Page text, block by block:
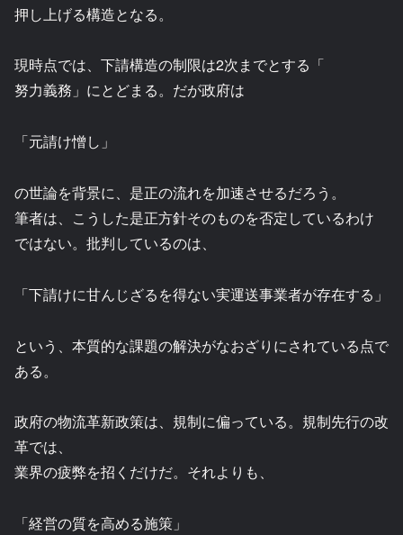
押し上げる構造となる。
現時点では、下請構造の制限は2次までとする「
努力義務」にとどまる。だが政府は
「元請け憎し」
の世論を背景に、是正の流れを加速させるだろう。
筆者は、こうした是正方針そのものを否定しているわけ
ではない。批判しているのは、
「下請けに甘んじざるを得ない実運送事業者が存在する」
という、本質的な課題の解決がなおざりにされている点で
ある。
政府の物流革新政策は、規制に偏っている。規制先行の改
革では、
業界の疲弊を招くだけだ。それよりも、
「経営の質を高める施策」